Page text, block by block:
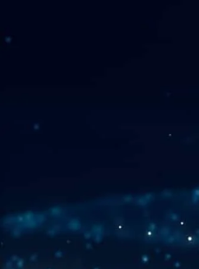
des outils de
travers
notifications
factures, ainsi
adaptent
vos besoins
paramétrer vos
comment utiliser
L'apprentissage
opérationnel de